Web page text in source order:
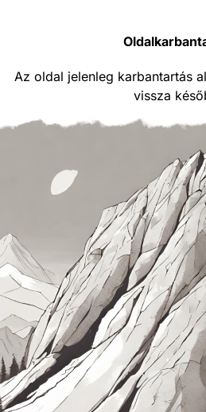
Az oldal jelenleg karbantartás
vissza